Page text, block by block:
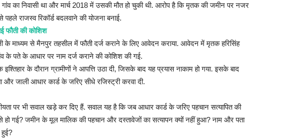
का निवासी था और मार्च 2018 में उसकी मौत हो चुकी थी. आरोप है कि मृतक की जमीन पर नजर
राजस्व रिकॉर्ड बदलवाने की योजना बनाई.
फौती की कोशिश
के माध्यम से मैनपुर तहसील में फौती दर्ज कराने के लिए आवेदन कराया. आवेदन में मृतक हरिसिंह
के पते के आधार पर नाम दर्ज कराने की कोशिश की गई.
के दौरान ग्रामीणों ने आपत्ति उठा दी, जिसके बाद यह प्रयास नाकाम हो गया. इसके बाद
और जाली आधार कार्ड के जरिए सीधे रजिस्ट्री करवा दी.
पर भी सवाल खड़े कर दिए हैं. सवाल यह है कि जब आधार कार्ड के जरिए पहचान सत्यापित की
हो गई? जमीन के मूल मालिक की पहचान और दस्तावेजों का सत्यापन क्यों नहीं हुआ? नाम और पता
हुई?